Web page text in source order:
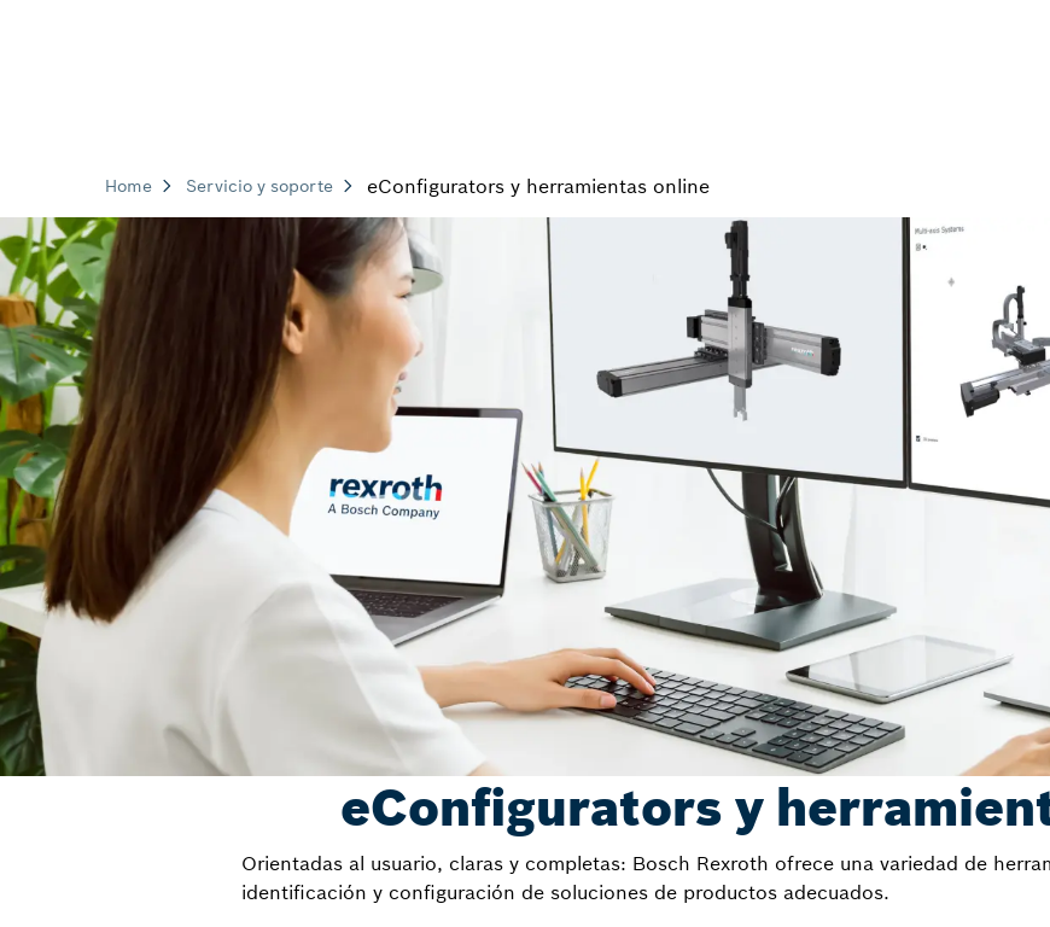
Home Servicio y soporte eConfigurators y herramientas online
eConfigurators y
Orientadas al usuario, claras y completas: Bosch Rexroth ofrece una variedad de
identificación y configuración de soluciones de productos adecuados.